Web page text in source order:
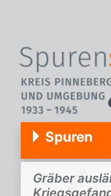
Spuren
Gräber